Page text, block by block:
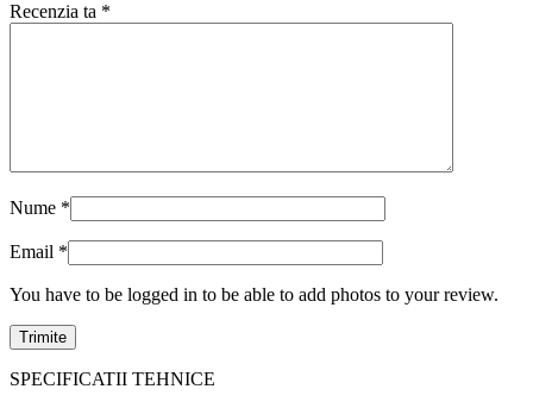
Recenzia ta *
Nume *
Email *
You have to be logged in to be able to add photos to your review.
SPECIFICATII TEHNICE